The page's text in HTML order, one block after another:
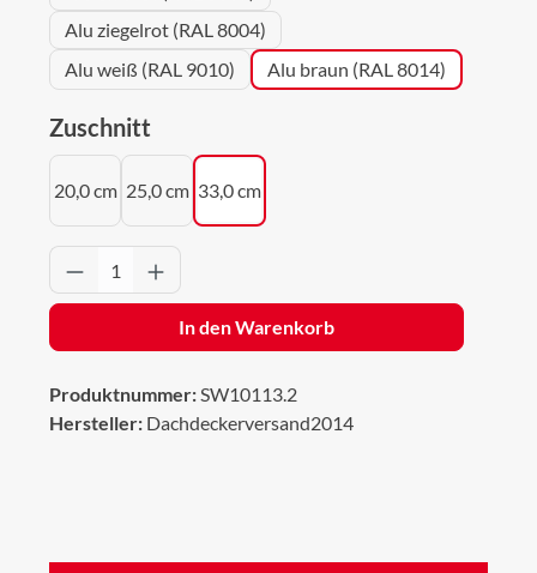
Alu ziegelrot (RAL 8004)
Alu weiß (RAL 9010)
Alu braun (RAL 8014)
Zuschnitt
20,0 cm 25,0 cm 33,0 cm
Produkt Anzahl: Gib den gewünschten
In den Warenkorb
Produktnummer:SW10113.2
Hersteller: Dachdeckerversand2014